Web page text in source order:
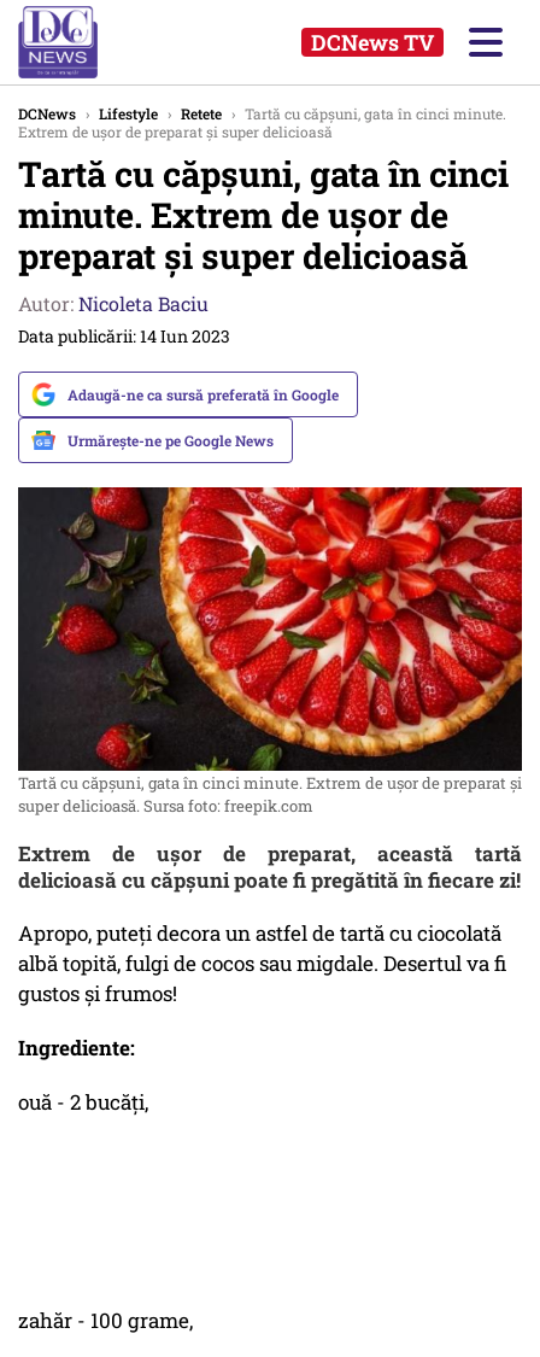
DCNews TV
DCNews › Lifestyle › Retete › Tartă cu căpșuni, gata în cinci minute.
Extrem de ușor de preparat și super delicioasă
Tartă cu căpșuni, gata în cinci
minute. Extrem de ușor de
preparat și super delicioasă
Autor:Nicoleta Baciu
Data publicării: 14 Iun 2023
Adaugă-ne ca sursă preferată în Google
Urmărește-ne pe Google News
Tartă cu căpșuni, gata în cinci minute. Extrem de ușor de preparat și
super delicioasă. Sursa foto: freepik.com
Extrem de ușor de preparat, această tartă
delicioasă cu căpșuni poate fi pregătită în fiecare zi!
Apropo, puteți decora un astfel de tartă cu ciocolată
albă topită, fulgi de cocos sau migdale. Desertul va fi
gustos și frumos!
Ingrediente:
ouă - 2 bucăți,
zahăr - 100 grame,